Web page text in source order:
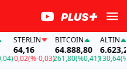
STERLIN
64,16
-0,02(%-0,03)
BITCOIN
64.888,80
261,80(%0,41)
ALTIN
6.623,22
130,64